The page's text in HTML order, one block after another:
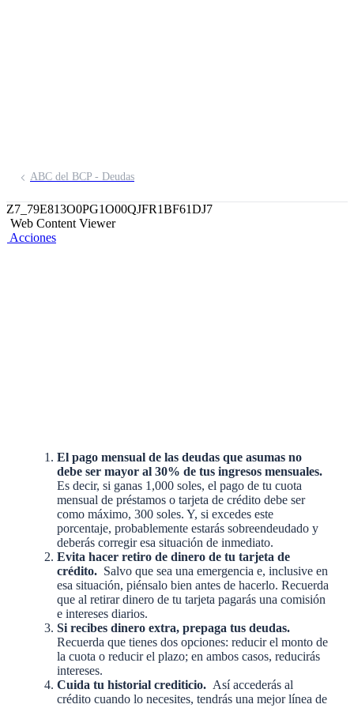
ABC del BCP - Deudas
Z7_79E813O0PG1O00QJFR1BF61DJ7
Web Content Viewer
Acciones
El pago mensual de las deudas que asumas no
debe ser mayor al 30% de tus ingresos mensuales.
Es decir, si ganas 1,000 soles, el pago de tu cuota
mensual de préstamos o tarjeta de crédito debe ser
como máximo, 300 soles. Y, si excedes este
porcentaje, probablemente estarás sobreendeudado y
deberás corregir esa situación de inmediato.
Evita hacer retiro de dinero de tu tarjeta de
crédito. Salvo que sea una emergencia e, inclusive en
esa situación, piénsalo bien antes de hacerlo. Recuerda
que al retirar dinero de tu tarjeta pagarás una comisión
e intereses diarios.
Si recibes dinero extra, prepaga tus deudas.
Recuerda que tienes dos opciones: reducir el monto de
la cuota o reducir el plazo; en ambos casos, reducirás
intereses.
Cuida tu historial crediticio. Así accederás al
crédito cuando lo necesites, tendrás una mejor línea de